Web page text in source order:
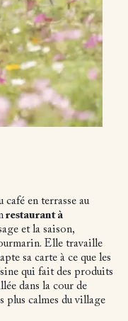
café en terrasse au
restaurant à
et la saison,
Elle travaille
sa carte à ce que les
qui fait des produits
dans la cour de
plus calmes du village